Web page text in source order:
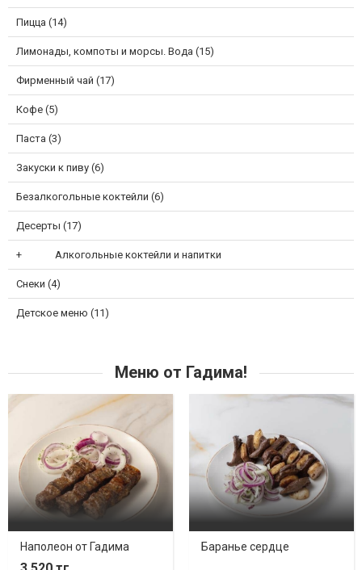
Пицца (14)
Лимонады, компоты и морсы. Вода (15)
Фирменный чай (17)
Кофе (5)
Паста (3)
Закуски к пиву (6)
Безалкогольные коктейли (6)
Десерты (17)
Алкогольные коктейли и напитки
Снеки (4)
Детское меню (11)
Меню от Гадима!
Наполеон от Гадима Баранье сердце